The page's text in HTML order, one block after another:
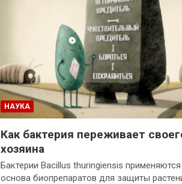
НАУКА
Как бактерия переживает
хозяина
Бактерии Bacillus thuringiensis
основа биопрепаратов для защиты